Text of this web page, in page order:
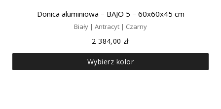
Donica aluminiowa – BAJO 5 – 60x60x45 cm
Biały | Antracyt | Czarny
2 384,00 zł
Wybierz kolor